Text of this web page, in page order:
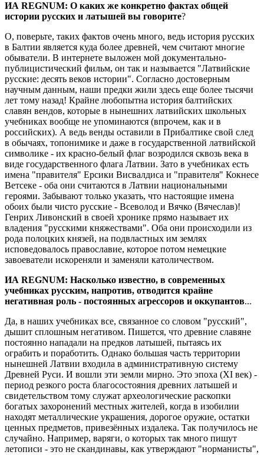
ИА REGNUM: О каких же конкретно фактах общей
истории русских и латышей вы говорите?
О, поверьте, таких фактов очень много, ведь история русских
в Балтии является куда более древней, чем считают многие
обыватели. В интернете выложен мой документально-
публицистический фильм, он так и называется "Латвийские
русские: десять веков истории". Согласно достоверным
научным данным, наши предки жили здесь еще более тысячи
лет тому назад! Крайне любопытна история балтийских
славян вендов, которые в нынешних латвийских школьных
учебниках вообще не упоминаются (впрочем, как и в
российских). А ведь венды оставили в Прибалтике свой след
в обычаях, топонимике и даже в государственной латвийской
символике - их красно-белый флаг возродился сквозь века в
виде государственного флага Латвии. Зато в учебниках есть
имена "правителя" Ерсики Висвалдиса и "правителя" Кокнесе
Ветсеке - оба они считаются в Латвии национальными
героями. Забывают только указать, что настоящие имена
обоих были чисто русские - Всеволод и Вячко (Вячеслав)!
Генрих Ливонский в своей хронике прямо называет их
владения "русскими княжествами". Оба они происходили из
рода полоцких князей, на подвластных им землях
исповедовалось православие, которое потом немецкие
завоеватели искореняли и заменяли католичеством.
ИА REGNUM: Насколько известно, в современных
учебниках русским, напротив, отводится крайне
негативная роль - постоянных агрессоров и оккупантов...
Да, в наших учебниках все, связанное со словом "русский",
дышит сплошным негативом. Пишется, что древние славяне
постоянно нападали на предков латышей, пытаясь их
ограбить и поработить. Однако большая часть территории
нынешней Латвии входила в административную систему
Древней Руси. И вошли эти земли мирно. Это эпоха (XI век) -
период резкого роста благосостояния древних латышей и
свидетельством тому служат археологические раскопки
богатых захоронений местных жителей, когда в изобилии
находят металлические украшения, дорогое оружие, остатки
ценных предметов, привезённых издалека. Так получилось не
случайно. Например, варяги, о которых так много пишут
летописи - это не скандинавы, как утверждают "норманисты",